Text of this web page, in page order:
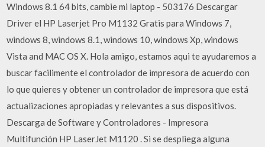
Windows 8.1 64 bits, cambie mi laptop - 503176 Descargar
Driver el HP Laserjet Pro M1132 Gratis para Windows 7,
windows 8, windows 8.1, windows 10, windows Xp, windows
Vista and MAC OS X. Hola amigo, estamos aqui te ayudaremos a
buscar facilimente el controlador de impresora de acuerdo con
lo que quieres y obtener un controlador de impresora que está
actualizaciones apropiadas y relevantes a sus dispositivos.
Descarga de Software y Controladores - Impresora
Multifunción HP LaserJet M1120 . Si se despliega alguna